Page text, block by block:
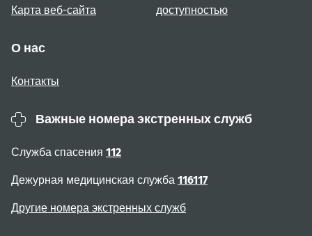
Карта веб-сайта
доступностью
О нас
Контакты
Важные номера экстренных служб
Служба спасения 112
Дежурная медицинская служба 116117
Другие номера экстренных служб